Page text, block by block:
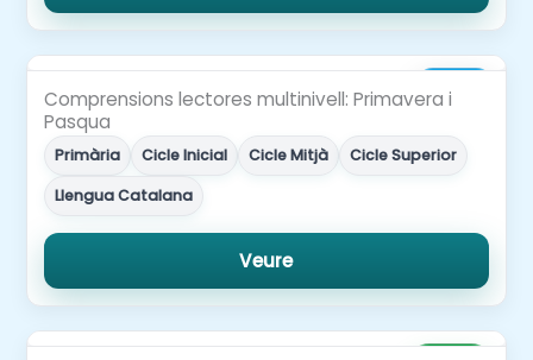
3,00€
Comprensions lectores multinivell: Primavera i
Pasqua
Primària Cicle Inicial Cicle Mitjà
Cicle Superior
Llengua Catalana
Veure